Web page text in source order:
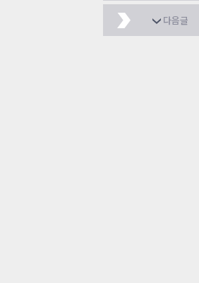
[뉴
다음글
모